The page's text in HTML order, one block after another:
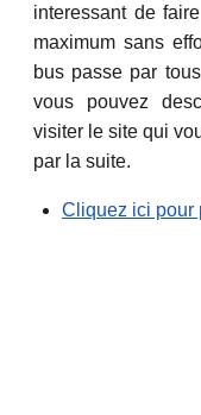
interessant de
maximum sans
bus passe par
vous pouvez
visiter le site qui
par la suite.
Cliquez ici pour